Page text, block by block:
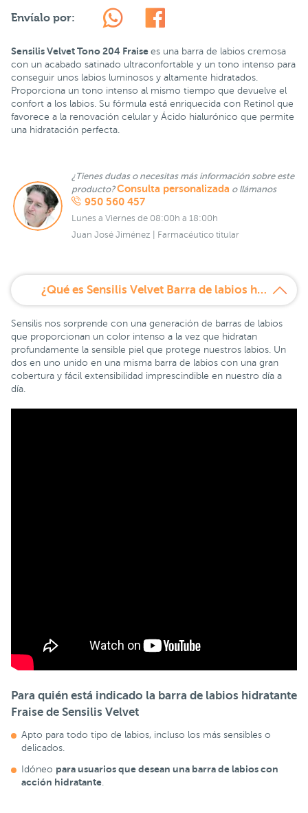
Envíalo por:
Sensilis Velvet Tono 204 Fraise es una barra de labios cremosa
con un acabado satinado ultraconfortable y un tono intenso para
conseguir unos labios luminosos y altamente hidratados.
Proporciona un tono intenso al mismo tiempo que devuelve el
confort a los labios. Su fórmula está enriquecida con Retinol que
favorece a la renovación celular y Ácido hialurónico que permite
una hidratación perfecta.
¿Tienes dudas o necesitas más información sobre este
producto?Consulta personalizada o llámanos
950 560 457
Lunes a Viernes de 08:00h a 18:00h
Juan José Jiménez | Farmacéutico titular
¿Qué es Sensilis Velvet Barra de labios hidratante Tono 204 Fraise?
Sensilis nos sorprende con una generación de barras de labios
que proporcionan un color intenso a la vez que hidratan
profundamente la sensible piel que protege nuestros labios. Un
dos en uno unido en una misma barra de labios con una gran
cobertura y fácil extensibilidad imprescindible en nuestro día a
día.
Para quién está indicado la barra de labios hidratante
Fraise de Sensilis Velvet
Apto para todo tipo de labios, incluso los más sensibles o
delicados.
Idóneo para usuarios que desean una barra de labios con
acción hidratante